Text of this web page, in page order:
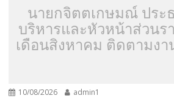
นายกจิตตเกษมณ์ ประ
บริหารและหัวหน้าส่วนร
เดือนสิงหาคม ติดตามง
10/08/2026 admin1